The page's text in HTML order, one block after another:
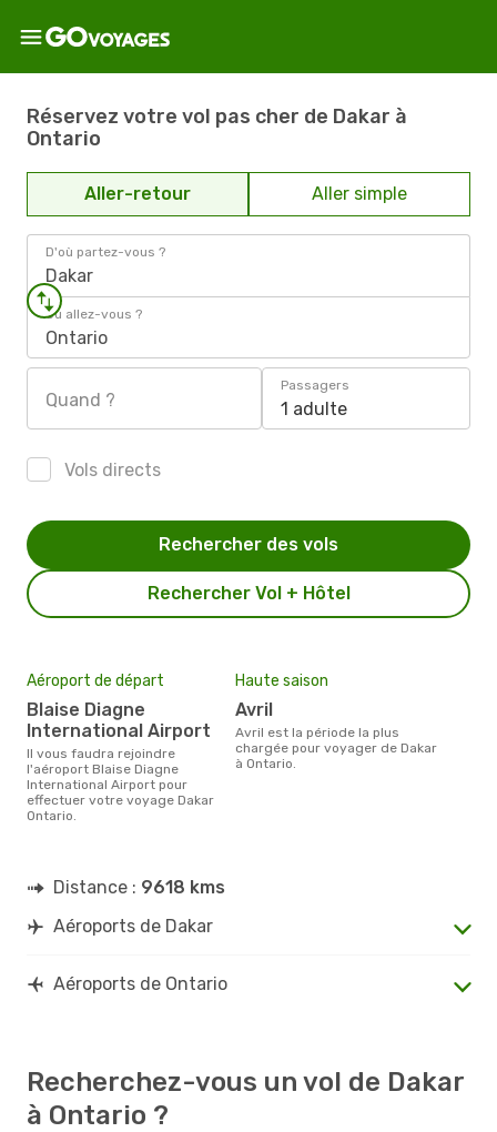
Réservez votre vol pas cher de Dakar à
Ontario
Aller-retour Aller simple
D'où partez-vous ?
Dakar
Où allez-vous ?
Ontario
Quand ?
Passagers
1 adulte
Vols directs
Rechercher Vol + Hôtel
Rechercher des vols
Aéroport de départ
Blaise Diagne
International Airport
Il vous faudra rejoindre
l'aéroport Blaise Diagne
International Airport pour
effectuer votre voyage Dakar
Ontario.
Haute saison
avril
avril est la période la plus
chargée pour voyager de Dakar
à Ontario.
Distance : 9618 kms
Aéroports de Dakar
Aéroports de Ontario
Recherchez-vous un vol de Dakar
à Ontario ?